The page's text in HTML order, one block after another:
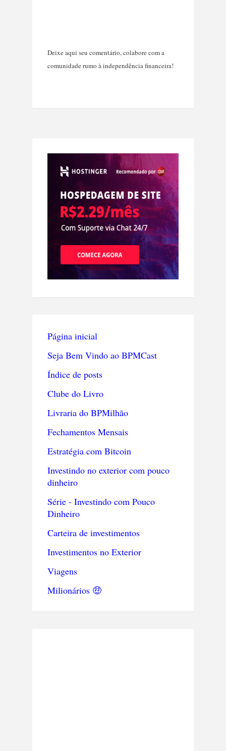
Deixe aqui seu comentário, colabore com a
comunidade rumo à independência financeira!
Página inicial
Seja Bem Vindo ao BPMCast
Índice de posts
Clube do Livro
Livraria do BPMilhão
Fechamentos Mensais
Estratégia com Bitcoin
Investindo no exterior com pouco
dinheiro
Série - Investindo com Pouco
Dinheiro
Carteira de investimentos
Investimentos no Exterior
Viagens
Milionários 🤑